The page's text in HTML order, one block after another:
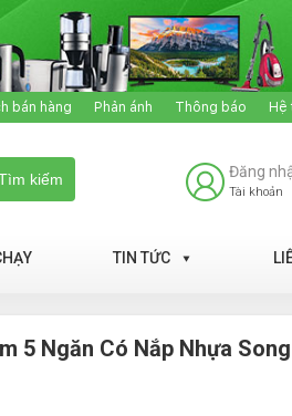
bán hàng Phản ánh Thông báo Hệ
kiếm Đăng
Tài khoản
TIN TỨC
5 Ngăn Có Nắp Nhựa